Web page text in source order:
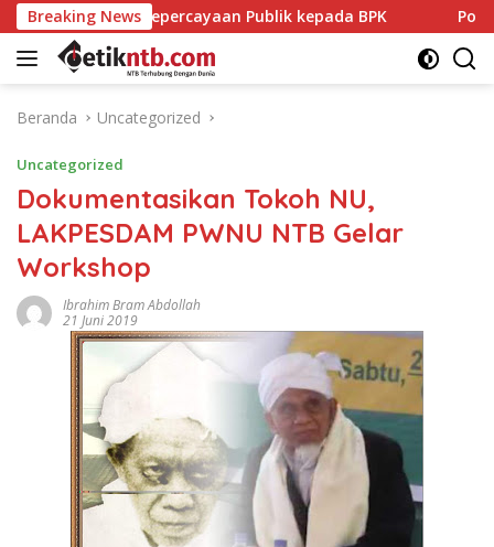
Langsung
ke
konten
Breaking News
Publik kepada BPK Politisi PDIP NTB
Beranda Uncategorized
Uncategorized
Dokumentasikan Tokoh NU,
LAKPESDAM PWNU NTB Gelar
Workshop
Ibrahim Bram Abdollah
21 Juni 2019